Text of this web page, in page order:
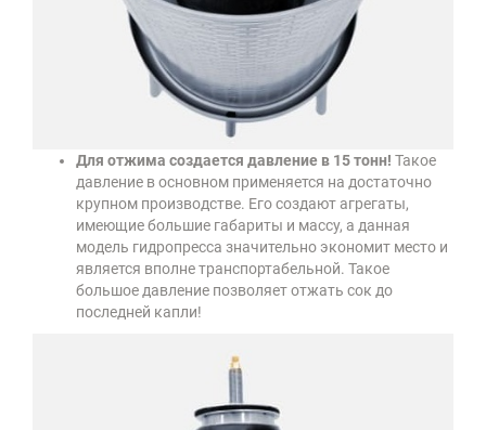
Для отжима создается давление в 15 тонн! Такое
давление в основном применяется на достаточно
крупном производстве. Его создают агрегаты,
имеющие большие габариты и массу, а данная
модель гидропресса значительно экономит место и
является вполне транспортабельной. Такое
большое давление позволяет отжать сок до
последней капли!